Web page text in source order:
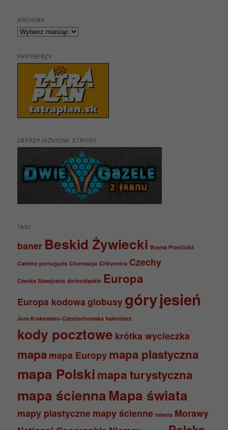
ARCHIWA
Archiwa
PARTNERZY
ZAPRZYJAŹNIONE STRONY
TAGI
baner Beskid Żywiecki Brama Pravčická
Camino portugués Chorwacja Crikvenica Czechy
Czeska Szwajcaria dolnośląskie Europa
Europa kodowa globusy góryjesień
Jura Krakowsko-Częstochowska kalendarz
kody pocztowe krótka wycieczka
mapa mapa Europy mapa plastyczna
mapa Polskimapa turystyczna
mapa ściennaMapa świata
mapy plastyczne mapy ścienne miasta Morawy